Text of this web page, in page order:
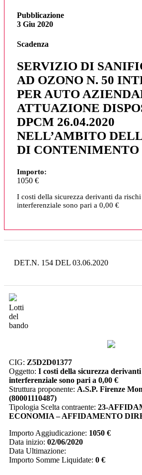
Pubblicazione
3 Giu 2020
Scadenza
SERVIZIO DI
AD OZONO N. 50
PER AUTO
ATTUAZIONE
DPCM 26.04.2020
NELL’AMBITO
DI CONTENIMENTO
Importo:
1050 €
I costi della sicurezza derivanti da
interferenziale sono pari a 0,00 €
DET.N. 154 DEL 03.06.2020
Lotti
del
bando
CIG: Z5D2D01377
Oggetto: I costi della sicurezza
interferenziale sono pari a 0,00 €
Struttura proponente: A.S.P. Firenze
(80001110487)
Tipologia Scelta contraente: 23-
ECONOMIA – AFFIDAMENTO
Importo Aggiudicazione: 1050 €
Data inizio: 02/06/2020
Data Ultimazione:
Importo Somme Liquidate: 0 €